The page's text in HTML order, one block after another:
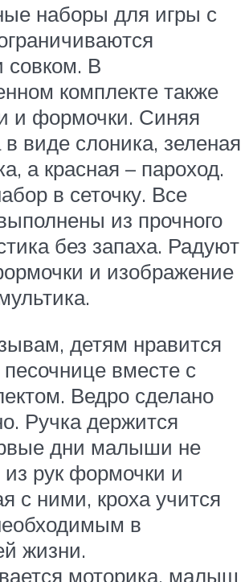
наборы для игры с
совком. В
комплекте также
и формочки. Синяя
виде слоника, зеленая
а красная – пароход.
в сеточку. Все
из прочного
без запаха. Радуют
и изображение
детям нравится
песочнице вместе с
Ведро сделано
Ручка держится
дни малыши не
рук формочки и
с ними, кроха учится
в
жизни.
моторика, малыш